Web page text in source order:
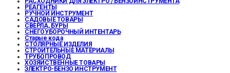
РЕАГЕНТЫ
РУЧНОЙ ИНСТРУМЕНТ
САДОВЫЕ ТОВАРЫ
СВЕРЛА, БУРЫ
СНЕГОУБОРОЧНЫЙ ИНТЕНТАРЬ
Старые кода
СТОЛЯРНЫЕ ИЗДЕЛИЯ
СТРОИТЕЛЬНЫЕ МАТЕРИАЛЫ
ТРУБОПРОВОД
ХОЗЯЙСТВЕННЫЕ ТОВАРЫ
ЭЛЕКТРО-БЕНЗО ИНСТРУМЕНТ